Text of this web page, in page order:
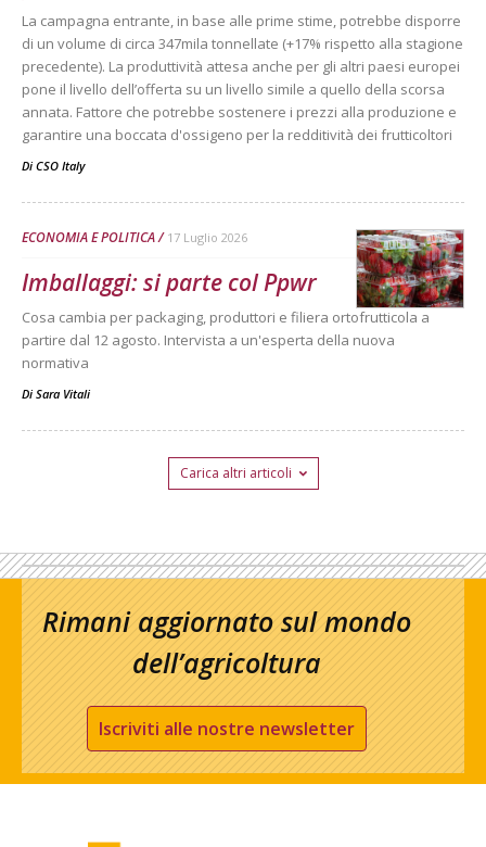
La campagna entrante, in base alle prime stime, potrebbe disporre
di un volume di circa 347mila tonnellate (+17% rispetto alla stagione
precedente). La produttività attesa anche per gli altri paesi europei
pone il livello dell’offerta su un livello simile a quello della scorsa
annata. Fattore che potrebbe sostenere i prezzi alla produzione e
garantire una boccata d'ossigeno per la redditività dei frutticoltori
Di CSO Italy
ECONOMIA E POLITICA 17 Luglio 2026
Imballaggi: si parte col Ppwr
Cosa cambia per packaging, produttori e filiera ortofrutticola a
partire dal 12 agosto. Intervista a un'esperta della nuova
normativa
Di Sara Vitali
Carica altri articoli
Rimani aggiornato sul mondo
dell’agricoltura
Iscriviti alle nostre newsletter